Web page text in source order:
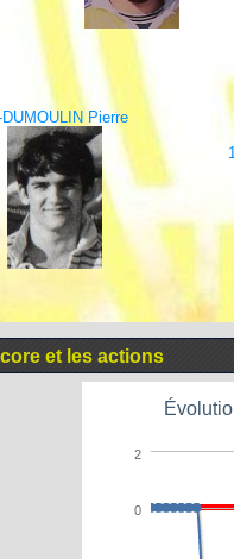
DUMOULIN Pierre
et les actions
0
2